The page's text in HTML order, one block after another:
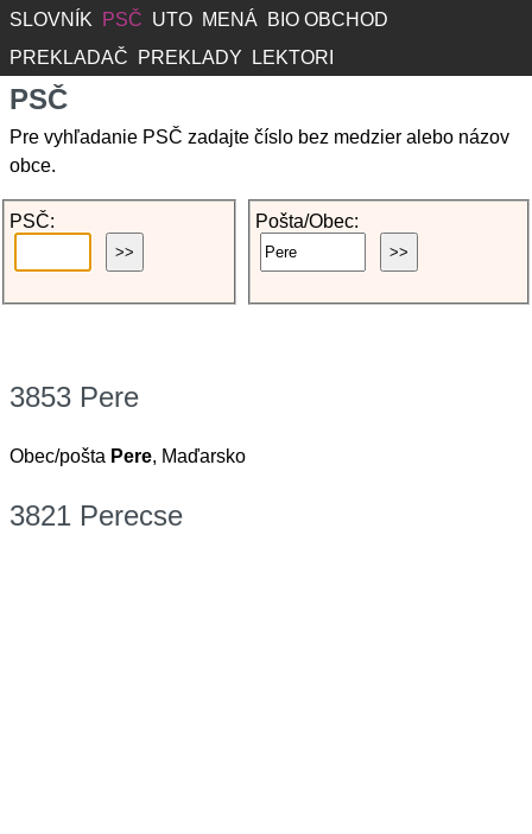
SLOVNÍK PSČ UTO MENÁ
BIO OBCHOD
PREKLADAČ
PREKLADY LEKTORI
PSČ
Pre vyhľadanie PSČ zadajte číslo bez medzier alebo názov
obce.
PSČ: Pošta/Obec:
3853 Pere
Obec/pošta Pere, Maďarsko
3821 Perecse